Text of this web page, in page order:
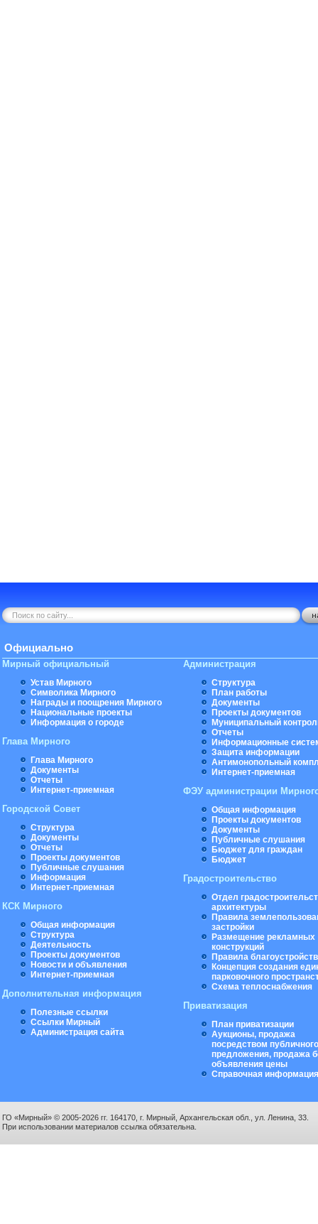
Официально
Мирный официальный
Устав Мирного
Символика Мирного
Награды и поощрения Мирного
Национальные проекты
Информация о городе
Глава Мирного
Глава Мирного
Документы
Отчеты
Интернет-приемная
Городской Совет
Структура
Документы
Отчеты
Проекты документов
Публичные слушания
Информация
Интернет-приемная
КСК Мирного
Общая информация
Структура
Деятельность
Проекты документов
Новости и объявления
Интернет-приемная
Дополнительная информация
Полезные ссылки
Ссылки Мирный
Администрация сайта
Администрация
Структура
План работы
Документы
Проекты документов
Муниципальный
Отчеты
Информационные
Защита информации
Антимонопольный
Интернет-приемная
ФЭУ администрации
Общая информация
Проекты документов
Документы
Публичные слушания
Бюджет для граждан
Бюджет
Градостроительство
Отдел
архитектуры
Правила
застройки
Размещение рекламных
конструкций
Правила
Концепция создания
парковочного
Схема теплоснабжения
Приватизация
План приватизации
Аукционы, продажа
посредством публичного
предложения, продажа
объявления цены
Справочная информация
ГО «Мирный» © 2005-2026 гг. 164170, г. Мирный, Архангельская обл., ул. Ленина, 33.
При использовании материалов ссылка обязательна.